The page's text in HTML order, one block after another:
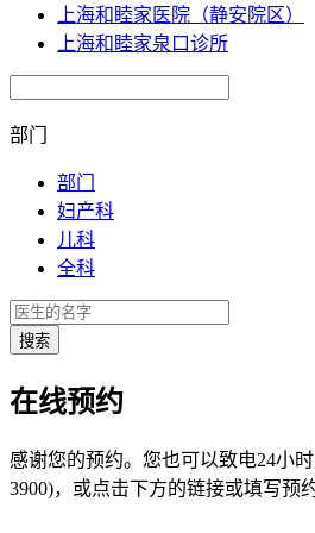
上海和睦家医院（静安院区）
上海和睦家泉口诊所
部门
部门
妇产科
儿科
全科
在线预约
感谢您的预约。您也可以致电24小
3900)，或点击下方的链接或填写预